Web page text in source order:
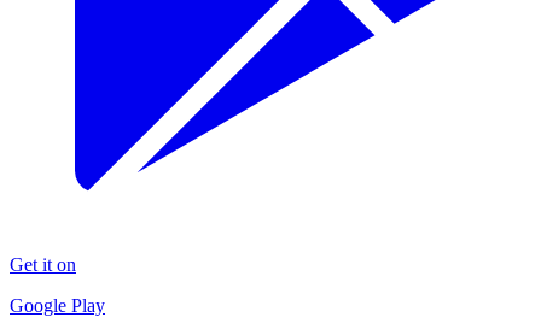
Get it on
Google Play